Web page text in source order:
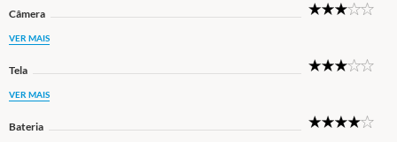
Câmera
VER MAIS
Tela
VER MAIS
Bateria